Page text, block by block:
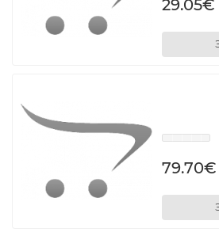
29.05€
79.70€